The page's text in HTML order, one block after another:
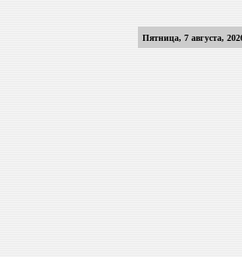
Пятница, 7 августа,